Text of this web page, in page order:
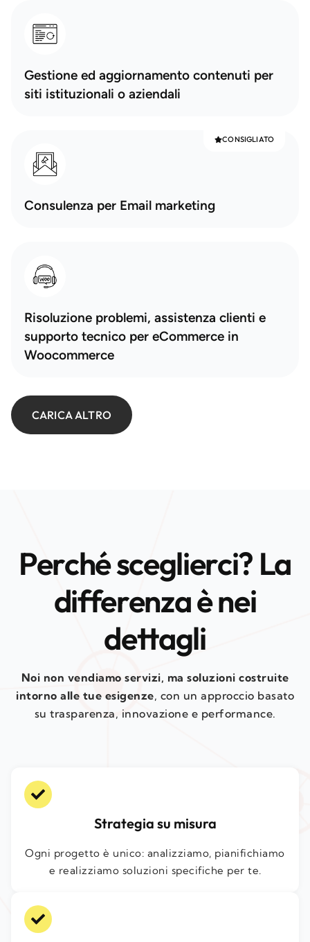
Gestione ed aggiornamento contenuti per
siti istituzionali o aziendali
CONSIGLIATO
Consulenza per Email marketing
Risoluzione problemi, assistenza clienti e
supporto tecnico per eCommerce in
Woocommerce
CARICA ALTRO
Perché sceglierci? La
differenza è nei
dettagli
Noi non vendiamo servizi, ma soluzioni costruite
intorno alle tue esigenze, con un approccio basato
su trasparenza, innovazione e performance.
Strategia su misura
Ogni progetto è unico: analizziamo, pianifichiamo
e realizziamo soluzioni specifiche per te.